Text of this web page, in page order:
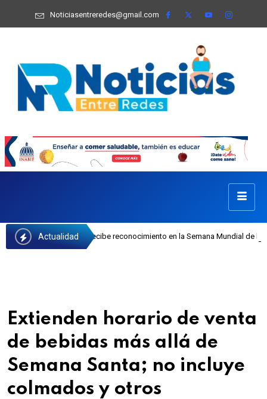
Noticiasentreredes@gmail.com
Actualidad
recibe reconocimiento en la Semana Mundial de la Lactancia
Extienden horario de venta
de bebidas más allá de
Semana Santa; no incluye
colmados y otros